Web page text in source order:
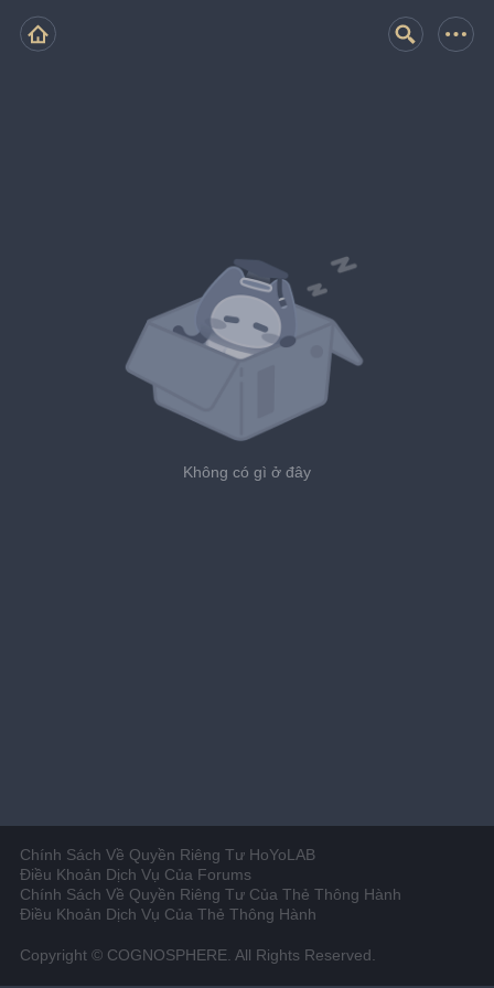
Không có gì ở đây
Chính Sách Về Quyền Riêng Tư HoYoLAB
Điều Khoản Dịch Vụ Của Forums
Chính Sách Về Quyền Riêng Tư Của Thẻ Thông Hành
Điều Khoản Dịch Vụ Của Thẻ Thông Hành
Copyright © COGNOSPHERE. All Rights Reserved.